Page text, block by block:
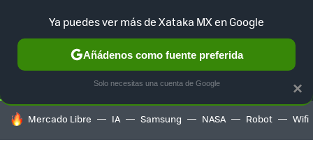
SELECCIÓN GAMING HOME AUTO TERRITORIO
HOY SE HABLA DE
Mercado Libre IA Samsung NASA Robot Wifi
×
Ya puedes ver más de Xataka MX en Google
Añádenos como fuente preferida
Solo necesitas una cuenta de Google